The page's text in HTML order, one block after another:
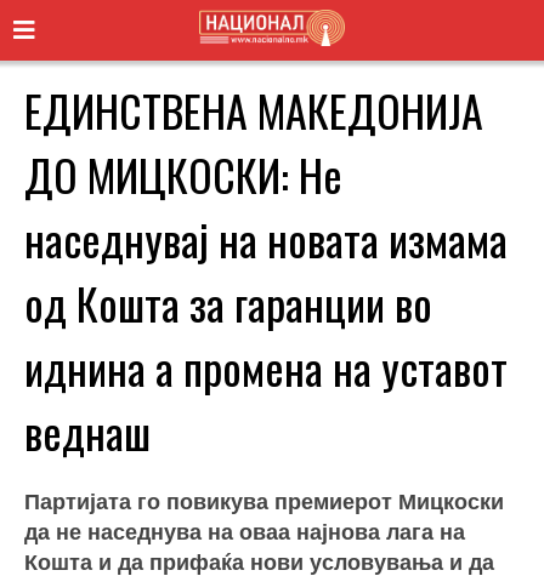
ЕДИНСТВЕНА МАКЕДОНИЈА
ДО МИЦКОСКИ: Не
наседнувај на новата измама
од Кошта за гаранции во
иднина а промена на уставот
веднаш
Партијата го повикува премиерот Мицкоски
да не наседнува на оваа најнова лага на
Кошта и да прифаќа нови условувања и да